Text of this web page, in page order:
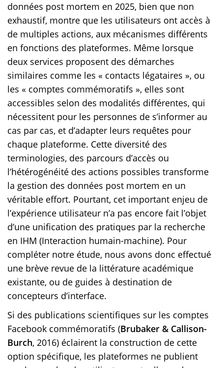
données post mortem en 2025, bien que non
exhaustif, montre que les utilisateurs ont accès à
de multiples actions, aux mécanismes différents
en fonctions des plateformes. Même lorsque
deux services proposent des démarches
similaires comme les « contacts légataires », ou
les « comptes commémoratifs », elles sont
accessibles selon des modalités différentes, qui
nécessitent pour les personnes de s’informer au
cas par cas, et d’adapter leurs requêtes pour
chaque plateforme. Cette diversité des
terminologies, des parcours d’accès ou
l’hétérogénéité des actions possibles transforme
la gestion des données post mortem en un
véritable effort. Pourtant, cet important enjeu de
l’expérience utilisateur n’a pas encore fait l’objet
d’une unification des pratiques par la recherche
en IHM (Interaction humain-machine). Pour
compléter notre étude, nous avons donc effectué
une brève revue de la littérature académique
existante, ou de guides à destination de
concepteurs d’interface.
Si des publications scientifiques sur les comptes
Facebook commémoratifs (Brubaker & Callison-
Burch, 2016) éclairent la construction de cette
option spécifique, les plateformes ne publient